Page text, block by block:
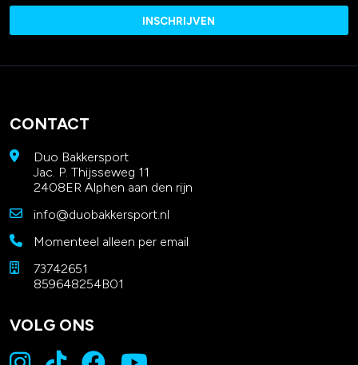
CONTACT
Duo Bakkersport
Jac. P. Thijsseweg 11
2408ER Alphen aan den rijn
info@duobakkersport.nl
Momenteel alleen per email
73742651
859648254B01
VOLG ONS